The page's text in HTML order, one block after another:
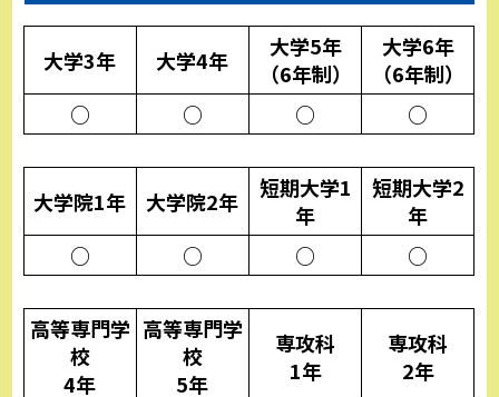
大学3年
○
大学4年
○
大学5年
（6年制）
○
大学6年
（6年制）
○
大学院1年
○
大学院2年
○
短期大学1
年
○
短期大学2
年
○
高等専門学
校
4年
高等専門学
校
5年
専攻科
1年
専攻科
2年